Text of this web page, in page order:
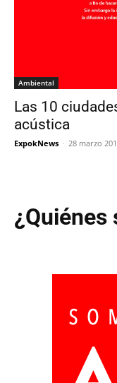
Ambiental
Las 10
acústica
ExpokNews - 28 marzo
¿Quiénes